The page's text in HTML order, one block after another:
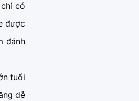
có
được
đánh
tuổi
dễ